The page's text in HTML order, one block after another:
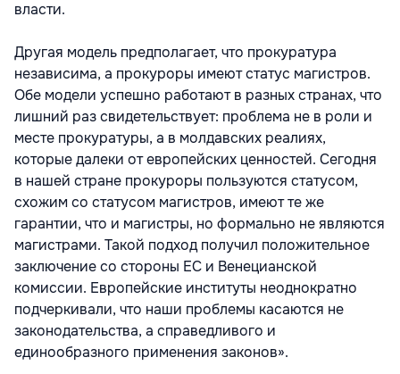
власти.
Другая модель предполагает, что прокуратура
независима, а прокуроры имеют статус магистров.
Обе модели успешно работают в разных странах, что
лишний раз свидетельствует: проблема не в роли и
месте прокуратуры, а в молдавских реалиях,
которые далеки от европейских ценностей. Сегодня
в нашей стране прокуроры пользуются статусом,
схожим со статусом магистров, имеют те же
гарантии, что и магистры, но формально не являются
магистрами. Такой подход получил положительное
заключение со стороны ЕС и Венецианской
комиссии. Европейские институты неоднократно
подчеркивали, что наши проблемы касаются не
законодательства, а справедливого и
единообразного применения законов».